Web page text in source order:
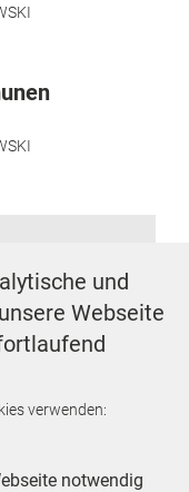
und
Webseite
verwenden:
notwendig